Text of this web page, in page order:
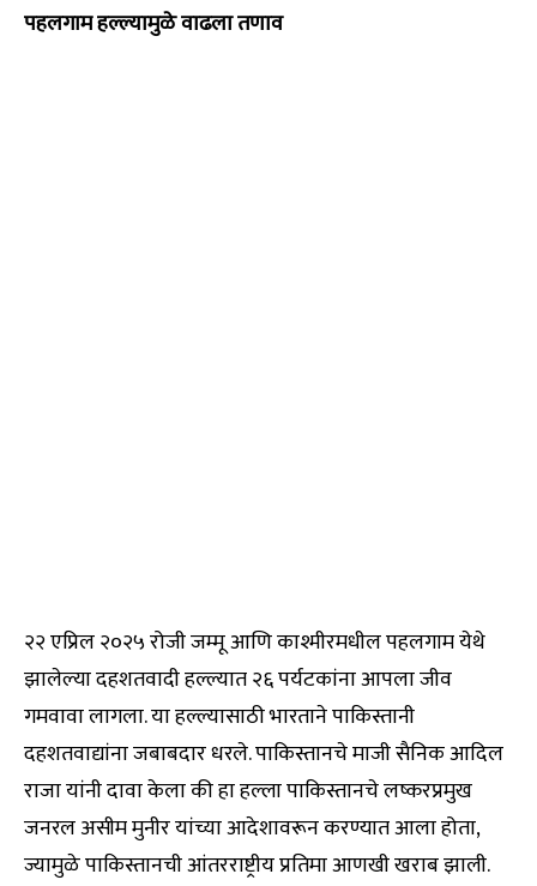
पहलगाम हल्ल्यामुळे वाढला तणाव
२२ एप्रिल २०२५ रोजी जम्मू आणि काश्मीरमधील पहलगाम येथे
झालेल्या दहशतवादी हल्ल्यात २६ पर्यटकांना आपला जीव
गमवावा लागला. या हल्ल्यासाठी भारताने पाकिस्तानी
दहशतवाद्यांना जबाबदार धरले. पाकिस्तानचे माजी सैनिक आदिल
राजा यांनी दावा केला की हा हल्ला पाकिस्तानचे लष्करप्रमुख
जनरल असीम मुनीर यांच्या आदेशावरून करण्यात आला होता,
ज्यामुळे पाकिस्तानची आंतरराष्ट्रीय प्रतिमा आणखी खराब झाली.